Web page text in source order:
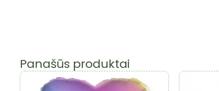
Panašūs produktai